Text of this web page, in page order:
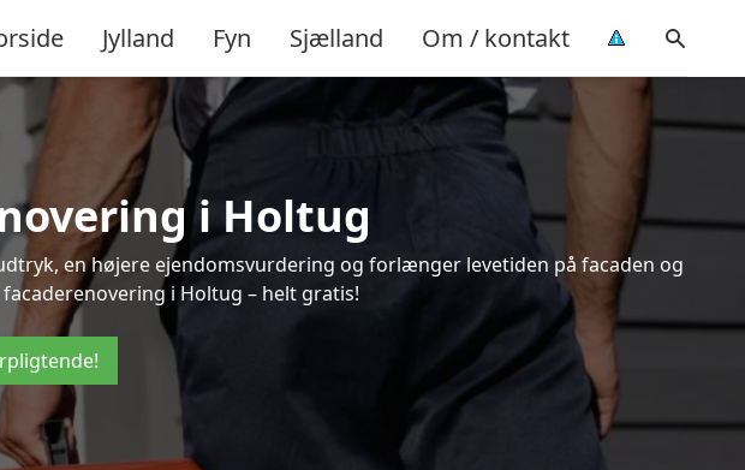
Jylland Fyn Sjælland Om / kontakt
i Holtug
en højere ejendomsvurdering og forlænger levetiden på facaden og
i Holtug – helt gratis!